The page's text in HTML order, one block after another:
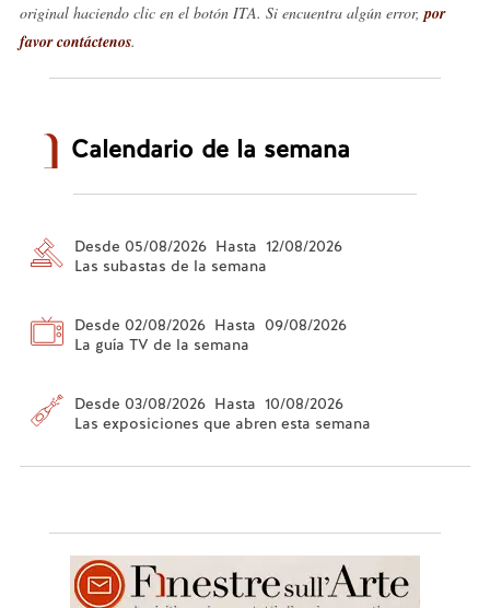
original haciendo clic en el botón ITA. Si encuentra algún error, por
favor contáctenos.
Calendario de la semana
Desde 05/08/2026 Hasta 12/08/2026
Las subastas de la semana
Desde 02/08/2026 Hasta 09/08/2026
La guía TV de la semana
Desde 03/08/2026 Hasta 10/08/2026
Las exposiciones que abren esta semana